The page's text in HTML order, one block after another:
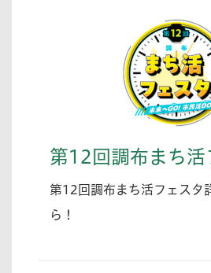
第12回調布まち活
第12回調布まち活フェスタ
ら！